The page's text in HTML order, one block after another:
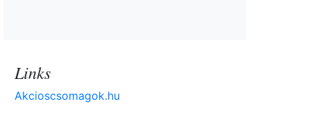
Links
Akcioscsomagok.hu